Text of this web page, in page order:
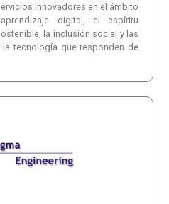
innovadores en el ámbito
digital, el espíritu
la inclusión social y las
tecnología que responden de